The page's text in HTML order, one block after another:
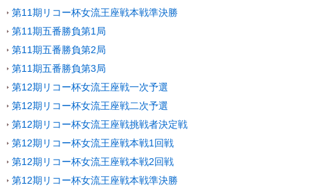
第11期リコー杯女流王座戦本戦準決勝
第11期五番勝負第1局
第11期五番勝負第2局
第11期五番勝負第3局
第12期リコー杯女流王座戦一次予選
第12期リコー杯女流王座戦二次予選
第12期リコー杯女流王座戦挑戦者決定戦
第12期リコー杯女流王座戦本戦1回戦
第12期リコー杯女流王座戦本戦2回戦
第12期リコー杯女流王座戦本戦準決勝